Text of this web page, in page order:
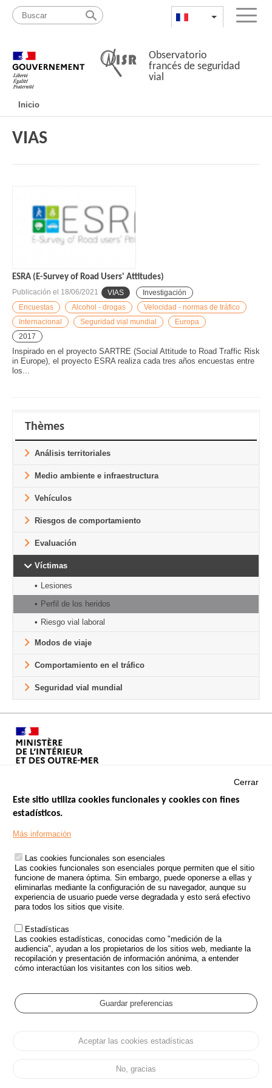
Pasar
contenido
Mapa
web
List additional
Menu
Observatorio
francés de seguridad
vial
principale
Inicio
VIAS
ESRA (E-Survey of Road Users' Attitudes)
Publicación el 18/06/2021 VIAS
Investigación
Encuestas
Alcohol - drogas
Velocidad - normas de tráfico
Internacional
Seguridad vial mundial
Europa
2017
Inspirado en el proyecto SARTRE (Social Attitude to Road Traffic Risk
in Europe), el proyecto ESRA realiza cada tres años encuestas entre
los...
Thèmes
Análisis territoriales
Medio ambiente e infraestructura
Vehículos
Riesgos de comportamiento
Evaluación
Víctimas
Lesiones
Perfil de los heridos
Riesgo vial laboral
Modos de viaje
Comportamiento en el tráfico
Seguridad vial mundial
Footer
TRATAMIENTO DE DATOS PERSONALES PROCEDENTES DE
ACCIDENTES DE TRÁFICO
ESTUDIOS
CONVOCATORIA DE PROYECTOS DE ESTUDIOS
POLÍTICA DE SEGURIDAD VIAL
Outils
EVENTOS
GLOSARIO
Cookie settings
Protección de datos y CookiesAdministrar las cookies
Cerrar
Este sitio utiliza cookies funcionales y cookies con fines
estadísticos.
Más información
Las cookies funcionales son esenciales
Las cookies funcionales son esenciales porque permiten que el sitio
funcione de manera óptima. Sin embargo, puede oponerse a ellas y
eliminarlas mediante la configuración de su navegador, aunque su
experiencia de usuario puede verse degradada y esto será efectivo
para todos los sitios que visite.
Estadísticas
Las cookies estadísticas, conocidas como "medición de la
audiencia", ayudan a los propietarios de los sitios web, mediante la
recopilación y presentación de información anónima, a entender
cómo interactúan los visitantes con los sitios web.
Guardar preferencias
Aceptar las cookies estadísticas
No, gracias